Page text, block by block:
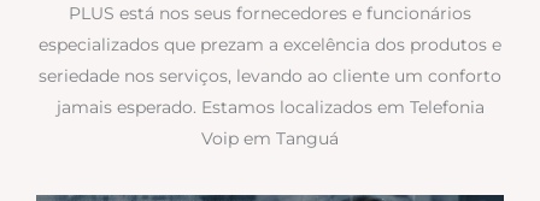
PLUS está nos seus fornecedores e funcionários
especializados que prezam a excelência dos produtos e
seriedade nos serviços, levando ao cliente um conforto
jamais esperado. Estamos localizados em Telefonia
Voip em Tanguá